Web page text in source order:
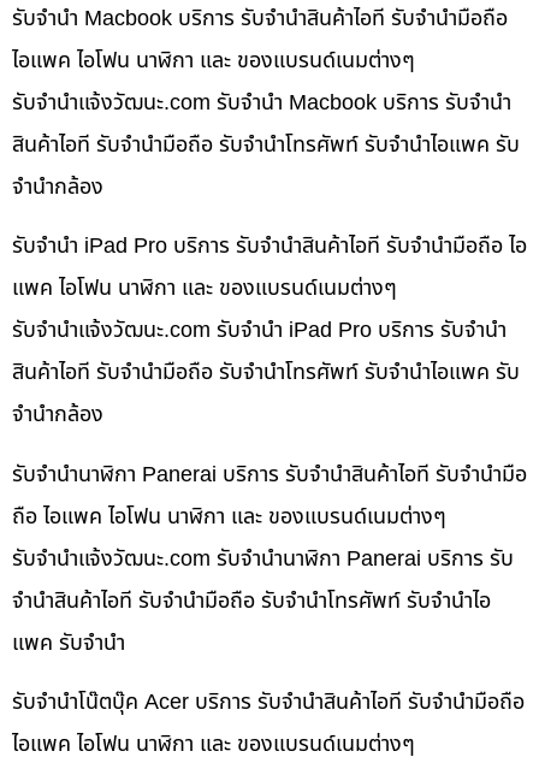
รับจำนำ Macbook บริการ รับจำนำสินค้าไอที รับจำนำมือถือ
ไอแพค ไอโฟน นาฬิกา และ ของแบรนด์เนมต่างๆ
รับจํานําแจ้งวัฒนะ.com รับจำนำ Macbook บริการ รับจำนำ
สินค้าไอที รับจำนำมือถือ รับจำนำโทรศัพท์ รับจำนำไอแพค รับ
จำนำกล้อง
รับจำนำ iPad Pro บริการ รับจำนำสินค้าไอที รับจำนำมือถือ ไอ
แพค ไอโฟน นาฬิกา และ ของแบรนด์เนมต่างๆ
รับจํานําแจ้งวัฒนะ.com รับจำนำ iPad Pro บริการ รับจำนำ
สินค้าไอที รับจำนำมือถือ รับจำนำโทรศัพท์ รับจำนำไอแพค รับ
จำนำกล้อง
รับจำนำนาฬิกา Panerai บริการ รับจำนำสินค้าไอที รับจำนำมือ
ถือ ไอแพค ไอโฟน นาฬิกา และ ของแบรนด์เนมต่างๆ
รับจํานําแจ้งวัฒนะ.com รับจำนำนาฬิกา Panerai บริการ รับ
จำนำสินค้าไอที รับจำนำมือถือ รับจำนำโทรศัพท์ รับจำนำไอ
แพค รับจำนำ
รับจำนำโน๊ตบุ๊ค Acer บริการ รับจำนำสินค้าไอที รับจำนำมือถือ
ไอแพค ไอโฟน นาฬิกา และ ของแบรนด์เนมต่างๆ